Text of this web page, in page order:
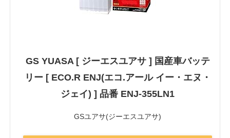
GS YUASA [ ジーエスユアサ ] 国産車バッテ
リー [ ECO.R ENJ(エコ.アール イー・エヌ・
ジェイ) ] 品番 ENJ-355LN1
GSユアサ(ジーエスユアサ)